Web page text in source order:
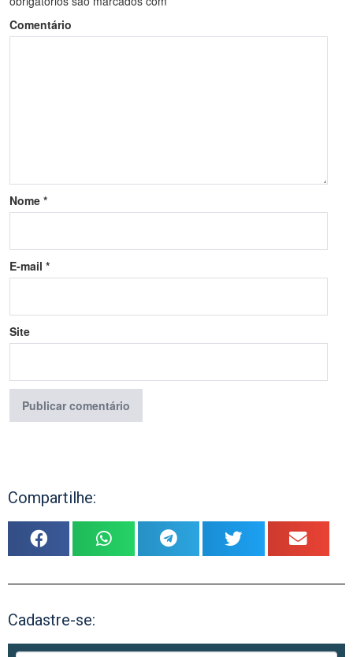
Comentário
Nome *
E-mail *
Site
Compartilhe:
Cadastre-se: